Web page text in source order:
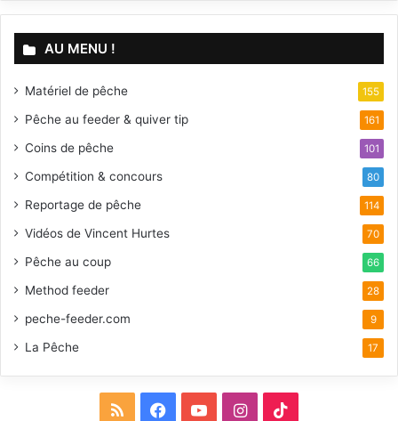
AU MENU !
Matériel de pêche 155
Pêche au feeder & quiver tip 161
Coins de pêche 101
Compétition & concours 80
Reportage de pêche 114
Vidéos de Vincent Hurtes 70
Pêche au coup 66
Method feeder 28
peche-feeder.com 9
La Pêche 17
I